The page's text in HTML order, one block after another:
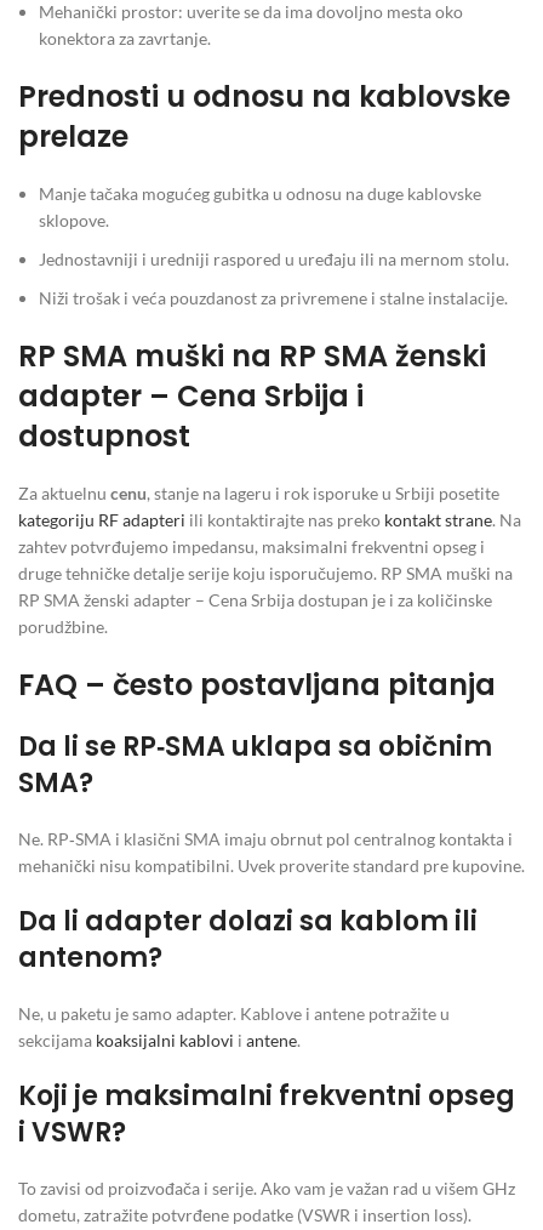
Mehanički prostor: uverite se da ima dovoljno mesta oko
konektora za zavrtanje.
Prednosti u odnosu na kablovske
prelaze
Manje tačaka mogućeg gubitka u odnosu na duge kablovske
sklopove.
Jednostavniji i uredniji raspored u uređaju ili na mernom stolu.
Niži trošak i veća pouzdanost za privremene i stalne instalacije.
RP SMA muški na RP SMA ženski
adapter – Cena Srbija i
dostupnost
Za aktuelnu cenu, stanje na lageru i rok isporuke u Srbiji posetite
kategoriju RF adapteri ili kontaktirajte nas preko kontakt strane. Na
zahtev potvrđujemo impedansu, maksimalni frekventni opseg i
druge tehničke detalje serije koju isporučujemo. RP SMA muški na
RP SMA ženski adapter – Cena Srbija dostupan je i za količinske
porudžbine.
FAQ – često postavljana pitanja
Da li se RP‑SMA uklapa sa običnim
SMA?
Ne. RP‑SMA i klasični SMA imaju obrnut pol centralnog kontakta i
mehanički nisu kompatibilni. Uvek proverite standard pre kupovine.
Da li adapter dolazi sa kablom ili
antenom?
Ne, u paketu je samo adapter. Kablove i antene potražite u
sekcijama koaksijalni kablovi i antene.
Koji je maksimalni frekventni opseg
i VSWR?
To zavisi od proizvođača i serije. Ako vam je važan rad u višem GHz
dometu, zatražite potvrđene podatke (VSWR i insertion loss).